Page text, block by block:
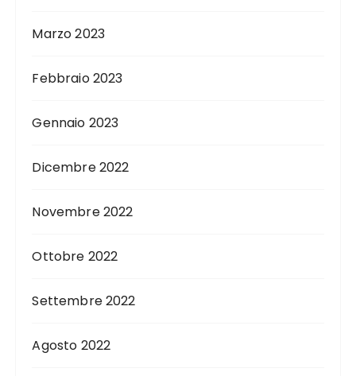
Marzo 2023
Febbraio 2023
Gennaio 2023
Dicembre 2022
Novembre 2022
Ottobre 2022
Settembre 2022
Agosto 2022